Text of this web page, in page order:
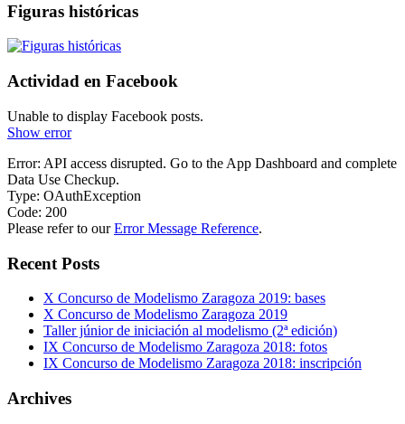
Figuras históricas
Actividad en Facebook
Unable to display Facebook posts.
Show error
Error: API access disrupted. Go to the App Dashboard and complete
Data Use Checkup.
Type: OAuthException
Code: 200
Please refer to ourError Message Reference.
Recent Posts
X Concurso de Modelismo Zaragoza 2019: bases
X Concurso de Modelismo Zaragoza 2019
Taller júnior de iniciación al modelismo (2ª edición)
IX Concurso de Modelismo Zaragoza 2018: fotos
IX Concurso de Modelismo Zaragoza 2018: inscripción
Archives